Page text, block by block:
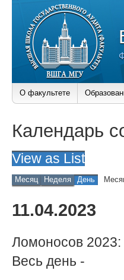
О факультете
Календарь
View as List
Месяц Неделя День
11.04.2023
Ломоносов 2023:
Весь день -